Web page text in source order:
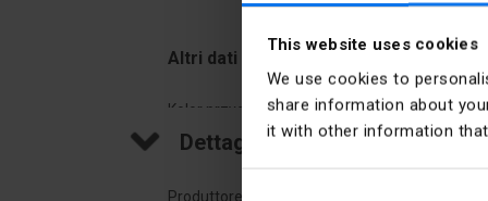
This website uses cookies
We use cookies to
share information about
it with other information
Altri dati tecnici
Kolor przycisku
Dettagli del produttore
Produttore